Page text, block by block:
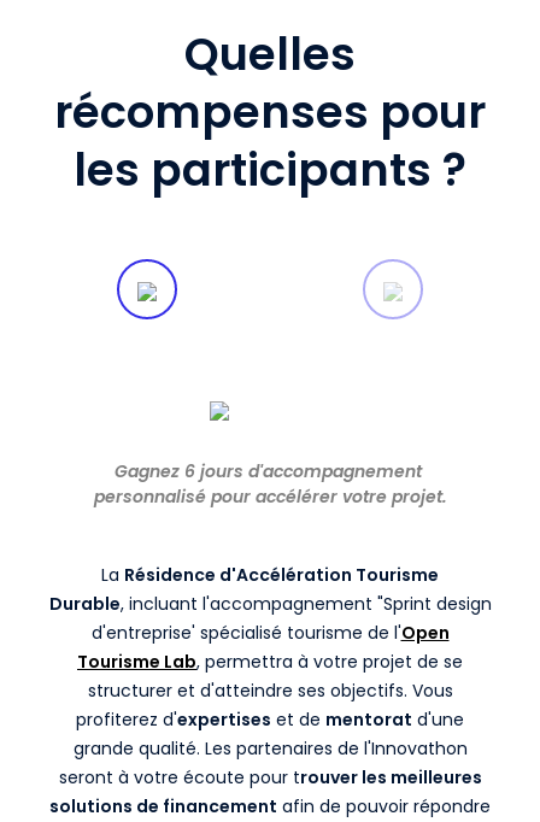
Quelles
récompenses pour
les participants ?
Gagnez 6 jours d'accompagnement
personnalisé pour accélérer votre projet.
La Résidence d'Accélération Tourisme
Durable, incluant l'accompagnement "Sprint design
d'entreprise' spécialisé tourisme de l'Open
Tourisme Lab, permettra à votre projet de se
structurer et d'atteindre ses objectifs. Vous
profiterez d'expertises et de mentorat d'une
grande qualité. Les partenaires de l'Innovathon
seront à votre écoute pour trouver les meilleures
solutions de financement afin de pouvoir répondre